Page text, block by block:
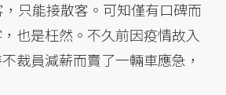
只能接散客。可知僅有口碑而
也是枉然。不久前因疫情故入
裁員減薪而賣了一輛車應急，